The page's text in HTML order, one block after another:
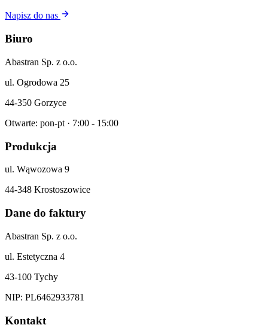
Napisz do nas
Biuro
Abastran Sp. z o.o.
ul. Ogrodowa 25
44-350 Gorzyce
Otwarte: pon-pt · 7:00 - 15:00
Produkcja
ul. Wąwozowa 9
44-348 Krostoszowice
Dane do faktury
Abastran Sp. z o.o.
ul. Estetyczna 4
43-100 Tychy
NIP: PL6462933781
Kontakt